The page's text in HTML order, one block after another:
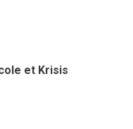
et Krisis